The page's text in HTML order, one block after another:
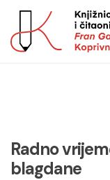
Radno
blagdane